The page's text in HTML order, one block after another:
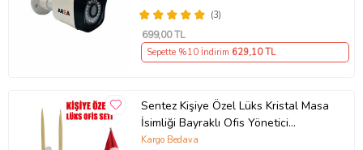
(3)
699,00 TL
Sepette %10 İndirim 629,10 TL
Sentez Kişiye Özel Lüks Kristal Masa
İsimliği Bayraklı Ofis Yönetici
Masaüstü
Kargo Bedava